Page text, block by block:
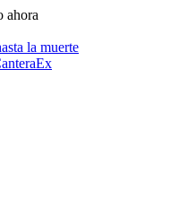
ahora
la muerte
Ex